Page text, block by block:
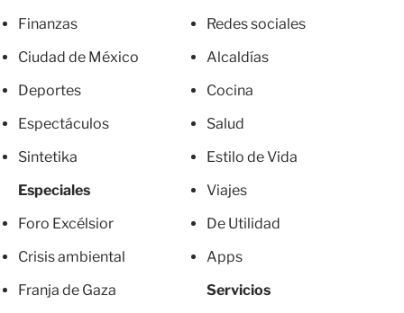
Finanzas
Ciudad de México
Deportes
Espectáculos
Sintetika
Especiales
Foro Excélsior
Crisis ambiental
Franja de Gaza
Redes sociales
Alcaldías
Cocina
Salud
Estilo de Vida
Viajes
De Utilidad
Apps
Servicios